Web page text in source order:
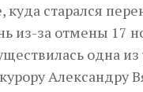
старался
из-за отмены 17
одна из
Александру